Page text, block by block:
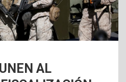
AL